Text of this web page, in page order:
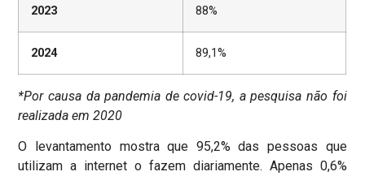
2023 88%
2024 89,1%
*Por causa da pandemia de covid-19, a pesquisa não foi
realizada em 2020
O levantamento mostra que 95,2% das pessoas que
utilizam a internet o fazem diariamente. Apenas 0,6%